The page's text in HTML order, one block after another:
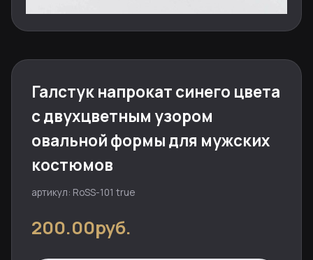
Галстук напрокат синего цвета
с двухцветным узором
овальной формы для мужских
костюмов
артикул: RoSS-101 true
200.00руб.